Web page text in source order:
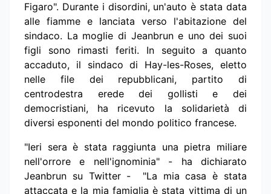
Figaro". Durante i disordini, un'auto è stata data
alle fiamme e lanciata verso l'abitazione del
sindaco. La moglie di Jeanbrun e uno dei suoi
figli sono rimasti feriti. In seguito a quanto
accaduto, il sindaco di Hay-les-Roses, eletto
nelle file dei repubblicani, partito di
centrodestra erede dei gollisti e dei
democristiani, ha ricevuto la solidarietà di
diversi esponenti del mondo politico francese.
"Ieri sera è stata raggiunta una pietra miliare
nell'orrore e nell'ignominia" - ha dichiarato
Jeanbrun su Twitter - "La mia casa è stata
attaccata e la mia famiglia è stata vittima di un